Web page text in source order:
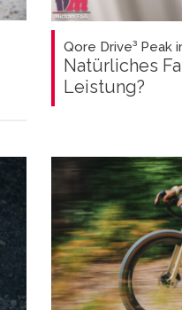
Qore Drive³ Peak
Natürliches
Leistung?